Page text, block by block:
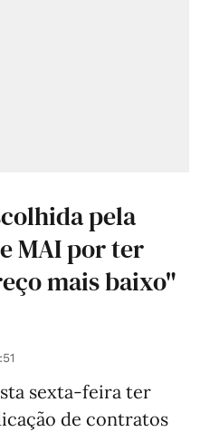
pela
MAI por ter
mais baixo"
sexta-feira ter
de contratos